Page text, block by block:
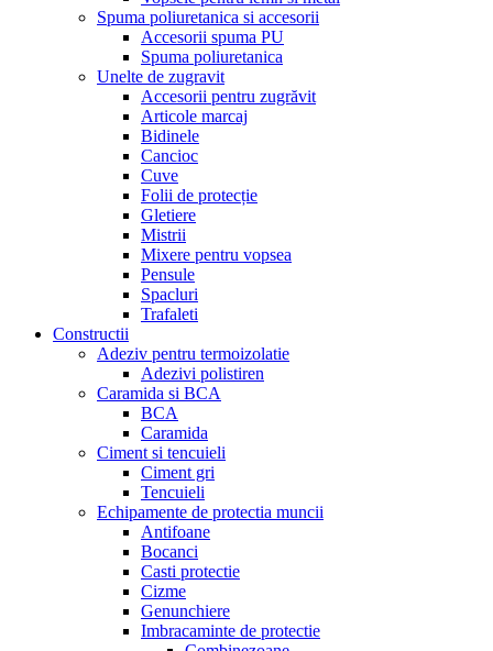
Spuma poliuretanica si accesorii
Accesorii spuma PU
Spuma poliuretanica
Unelte de zugravit
Accesorii pentru zugrăvit
Articole marcaj
Bidinele
Cancioc
Cuve
Folii de protecție
Gletiere
Mistrii
Mixere pentru vopsea
Pensule
Spacluri
Trafaleti
Constructii
Adeziv pentru termoizolatie
Adezivi polistiren
Caramida si BCA
BCA
Caramida
Ciment si tencuieli
Ciment gri
Tencuieli
Echipamente de protectia muncii
Antifoane
Bocanci
Casti protectie
Cizme
Genunchiere
Imbracaminte de protectie